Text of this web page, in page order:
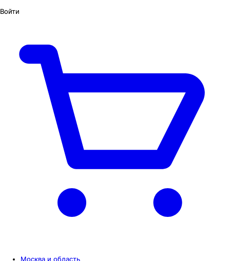
Войти
Москва и область